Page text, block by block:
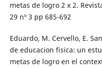
metas de logro 2 x 2.
29 nº 3 pp 685-692
Eduardo, M. Cervello, E.
de educacion fisica: un
metas de logro en el